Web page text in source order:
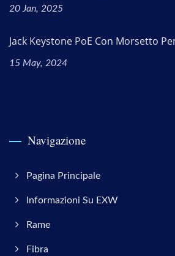
20 Jan, 2025
Jack Keystone PoE Con Morsetto
15 May, 2024
Navigazione
Pagina Principale
Informazioni Su EXW
Rame
Fibra